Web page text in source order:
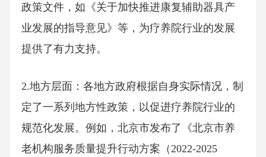
政策文件，如《关于加快推进康复辅助器具产
业发展的指导意见》等，为疗养院行业的发展
提供了有力支持。
2.地方层面：各地方政府根据自身实际情况，制
定了一系列地方性政策，以促进疗养院行业的
规范化发展。例如，北京市发布了《北京市养
老机构服务质量提升行动方案（2022-2025